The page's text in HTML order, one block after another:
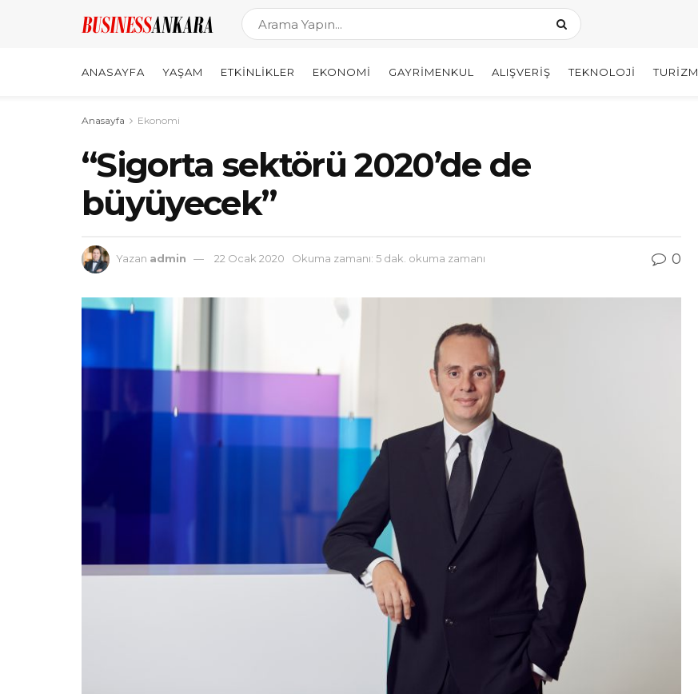
ANASAYFA YAŞAM ETKINLIKLER EKONOMI GAYRIMENKUL ALIŞVERIŞ TEKNOLOJI TURIZM
Anasayfa Ekonomi
“Sigorta sektörü 2020’de de
büyüyecek”
Yazan admin 22 Ocak 2020 Okuma zamanı: 5 dak. okuma zamanı 0